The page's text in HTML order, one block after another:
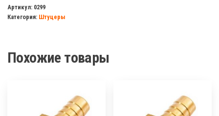
1/2г
х20мм
Артикул: 0299
Категория: Штуцеры
Похожие товары